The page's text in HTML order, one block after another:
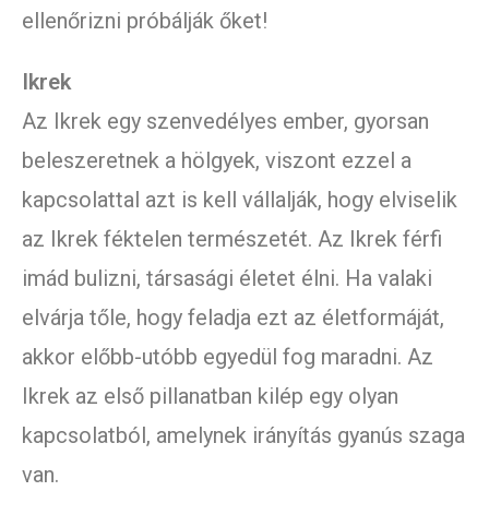
ellenőrizni próbálják őket!
Ikrek
Az Ikrek egy szenvedélyes ember, gyorsan
beleszeretnek a hölgyek, viszont ezzel a
kapcsolattal azt is kell vállalják, hogy elviselik
az Ikrek féktelen természetét. Az Ikrek férfi
imád bulizni, társasági életet élni. Ha valaki
elvárja tőle, hogy feladja ezt az életformáját,
akkor előbb-utóbb egyedül fog maradni. Az
Ikrek az első pillanatban kilép egy olyan
kapcsolatból, amelynek irányítás gyanús szaga
van.